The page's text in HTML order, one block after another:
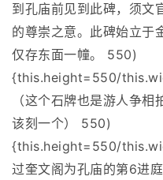
到孔庙前见到此碑，须文
的尊崇之意。此碑始立于
仅存东面一幢。 550)
{this.height=550/
（这个石牌也是游人争
该刻一个） 550)
{this.height=550/
过奎文阁为孔庙的第6进